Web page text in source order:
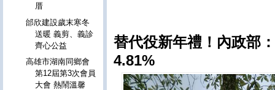
替代役新年禮！內政部
4.81%
厝
邰欣建設歲末寒冬
送暖 義剪、義診
齊心公益
高雄市湖南同鄉會
第12屆第3次會員
大會 熱鬧溫馨